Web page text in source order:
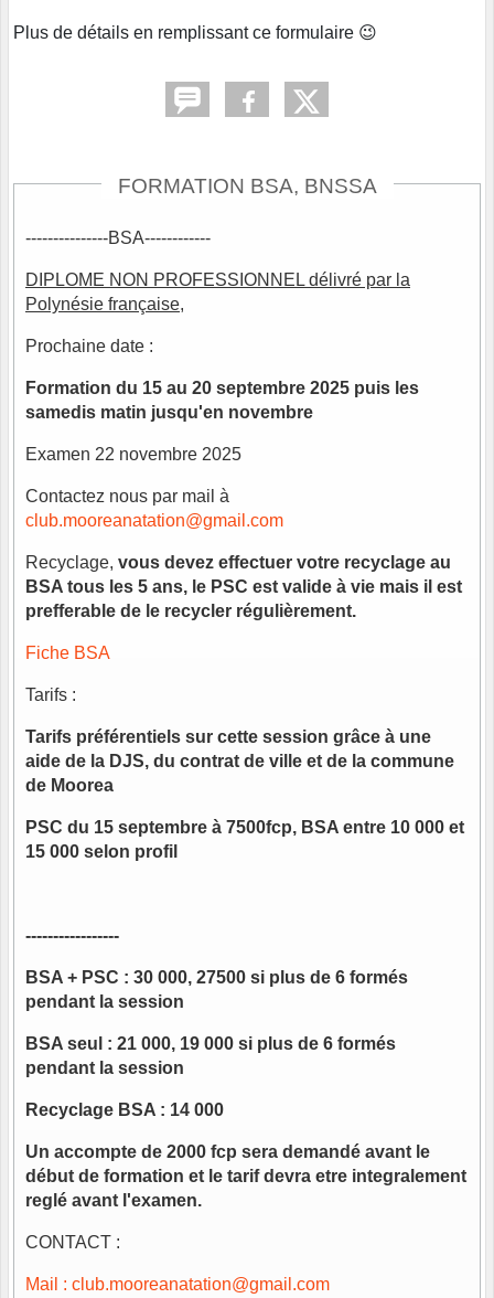
Plus de détails en remplissant ce formulaire 😉
FORMATION BSA, BNSSA
---------------BSA------------
DIPLOME NON PROFESSIONNEL délivré par la
Polynésie française,
Prochaine date :
Formation du 15 au 20 septembre 2025 puis les
samedis matin jusqu'en novembre
Examen 22 novembre 2025
Contactez nous par mail à
club.mooreanatation@gmail.com
Recyclage, vous devez effectuer votre recyclage au
BSA tous les 5 ans, le PSC est valide à vie mais il est
prefferable de le recycler régulièrement.
Fiche BSA
Tarifs :
Tarifs préférentiels sur cette session grâce à une
aide de la DJS, du contrat de ville et de la commune
de Moorea
PSC du 15 septembre à 7500fcp, BSA entre 10 000 et
15 000 selon profil
-----------------
BSA + PSC : 30 000, 27500 si plus de 6 formés
pendant la session
BSA seul : 21 000, 19 000 si plus de 6 formés
pendant la session
Recyclage BSA : 14 000
Un accompte de 2000 fcp sera demandé avant le
début de formation et le tarif devra etre integralement
reglé avant l'examen.
CONTACT :
Mail : club.mooreanatation@gmail.com